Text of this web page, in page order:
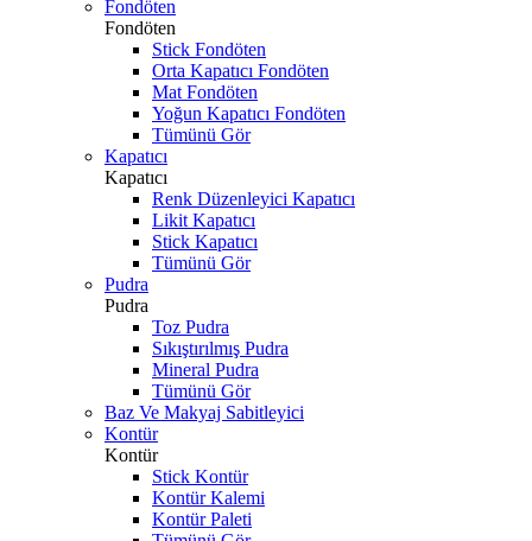
Fondöten
Fondöten
Stick Fondöten
Orta Kapatıcı Fondöten
Mat Fondöten
Yoğun Kapatıcı Fondöten
Tümünü Gör
Kapatıcı
Kapatıcı
Renk Düzenleyici Kapatıcı
Likit Kapatıcı
Stick Kapatıcı
Tümünü Gör
Pudra
Pudra
Toz Pudra
Sıkıştırılmış Pudra
Mineral Pudra
Tümünü Gör
Baz Ve Makyaj Sabitleyici
Kontür
Kontür
Stick Kontür
Kontür Kalemi
Kontür Paleti